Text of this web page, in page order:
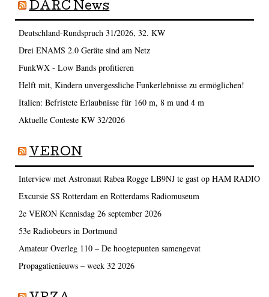
DARC News
Deutschland-Rundspruch 31/2026, 32. KW
Drei ENAMS 2.0 Geräte sind am Netz
FunkWX - Low Bands profitieren
Helft mit, Kindern unvergessliche Funkerlebnisse zu ermöglichen!
Italien: Befristete Erlaubnisse für 160 m, 8 m und 4 m
Aktuelle Conteste KW 32/2026
VERON
Interview met Astronaut Rabea Rogge LB9NJ te gast op HAM RADIO
Excursie SS Rotterdam en Rotterdams Radiomuseum
2e VERON Kennisdag 26 september 2026
53e Radiobeurs in Dortmund
Amateur Overleg 110 – De hoogtepunten samengevat
Propagatienieuws – week 32 2026